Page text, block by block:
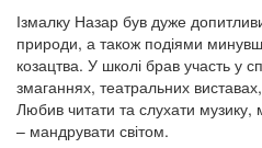
Ізмалку Назар був дуже
природи, а також подіями
козацтва. У школі брав участь у
змаганнях, театральних виставах,
Любив читати та слухати
– мандрувати світом.